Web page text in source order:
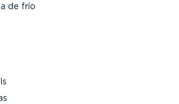
de frío